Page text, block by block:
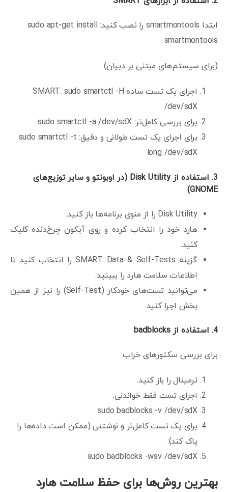
ابتدا smartmontools را نصب کنید: sudo apt-get install
smartmontools
(برای سیستم‌های مبتنی بر دبیان)
اجرای یک تست ساده SMART: sudo smartctl -H
/dev/sdX
برای بررسی کامل‌تر: sudo smartctl -a /dev/sdX
برای اجرای یک تست طولانی و دقیق: sudo smartctl -t
long /dev/sdX
3. استفاده از Disk Utility (
در اوبونتو و سایر توزیع‌های
GNOME)
Disk Utility را از منوی برنامه‌ها باز کنید.
هارد خود را انتخاب کرده و روی آیکون چرخ‌دنده کلیک
کنید.
گزینه SMART Data & Self-Tests را انتخاب کنید تا
اطلاعات سلامت هارد را ببینید.
می‌توانید تست‌های خودکار (Self-Test) را نیز از همین
بخش اجرا کنید.
4. استفاده از
برای بررسی سکتورهای خراب:
ترمینال را باز کنید.
اجرای تست فقط خواندنی:
sudo badblocks -v /dev/sdX
برای یک تست کامل‌تر و نوشتنی (ممکن است داده‌ها را
پاک کند):
sudo badblocks -wsv /dev/sdX
بهترین روش‌ها برای حفظ سلامت هارد